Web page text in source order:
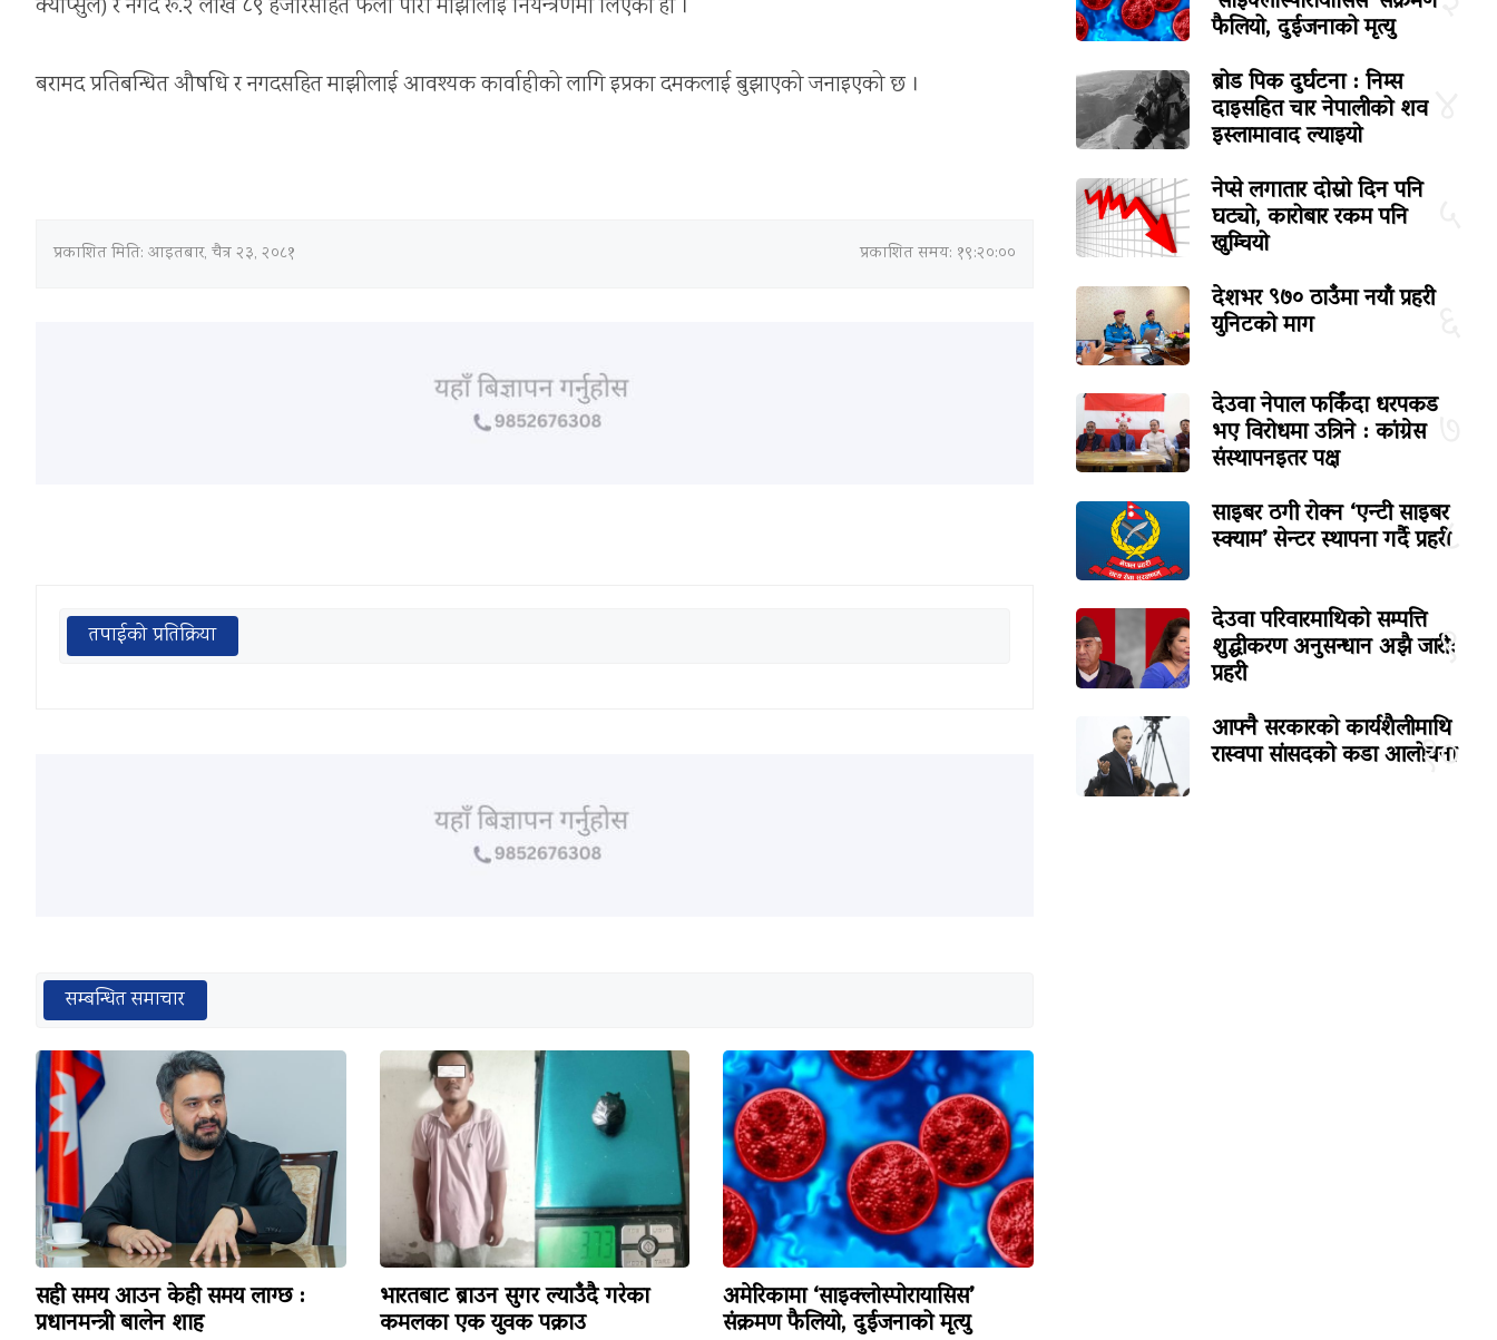
क्याप्सुल) र नगद रू.२ लाख ८९ हजारसहित फेला पारी माझीलाई नियन्त्रणमा लिएको हो ।
बरामद प्रतिबन्धित औषधि र नगदसहित माझीलाई आवश्यक कार्वाहीको लागि इप्रका दमकलाई बुझाएको जनाइएको छ ।
प्रकाशित मिति: आइतबार, चैत्र २३, २०८१ प्रकाशित समय: १९:२०:००
तपाईको प्रतिक्रिया
सम्बन्धित समाचार
सही समय आउन केही समय लाग्छ :
प्रधानमन्त्री बालेन शाह
भारतबाट ब्राउन सुगर ल्याउँदै गरेका
कमलका एक युवक पक्राउ
अमेरिकामा ‘साइक्लोस्पोरायासिस’
संक्रमण फैलियो, दुईजनाको मृत्यु
फैलियो, दुईजनाको मृत्यु
ब्रोड पिक दुर्घटना : निम्स
दाइसहित चार नेपालीको शव
इस्लामावाद ल्याइयो
नेप्से लगातार दोस्रो दिन पनि
घट्यो, कारोबार रकम पनि
खुम्चियो
देशभर ९७० ठाउँमा नयाँ प्रहरी
युनिटको माग
७
देउवा नेपाल फर्किंदा धरपकड
भए विरोधमा उत्रिने : कांग्रेस
संस्थापनइतर पक्ष
८
साइबर ठगी रोक्न ‘एन्टी साइबर
स्क्याम’ सेन्टर स्थापना गर्दै प्रहरी
९
देउवा परिवारमाथिको सम्पत्ति
शुद्धीकरण अनुसन्धान अझै जारी:
प्रहरी
१०
आफ्नै सरकारको कार्यशैलीमाथि
रास्वपा सांसदको कडा आलोचना